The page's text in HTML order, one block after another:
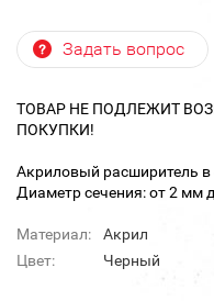
Задать вопрос
ТОВАР НЕ ПОДЛЕЖИТ
ПОКУПКИ!
Акриловый расширитель
Диаметр сечения: от 2 мм
Материал:
Акрил
Цвет:
Черный